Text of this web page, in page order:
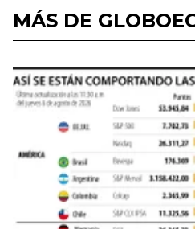
MÁS DE